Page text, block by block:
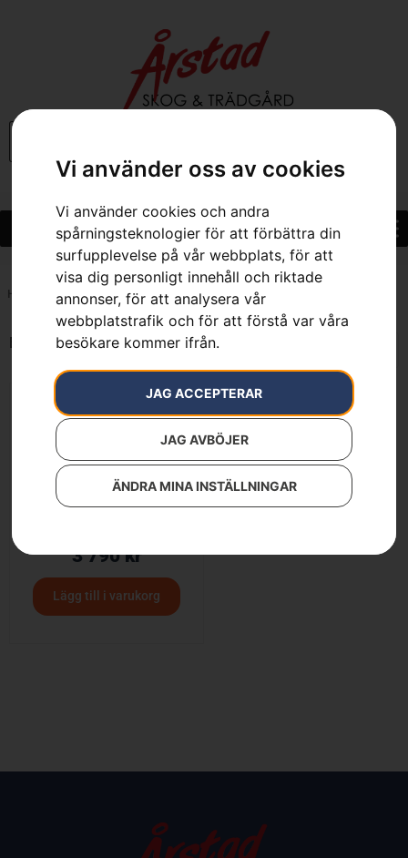
Vi använder oss av cookies
Vi använder cookies och andra
spårningsteknologier för att förbättra din
surfupplevelse på vår webbplats, för att
visa dig personligt innehåll och riktade
annonser, för att analysera vår
webbplatstrafik och för att förstå var våra
besökare kommer ifrån.
JAG ACCEPTERAR
JAG AVBÖJER
ÄNDRA MINA INSTÄLLNINGAR
Hem 7392930746770
Endast ett sökresultat
3 790kr
Lägg till i varukorg